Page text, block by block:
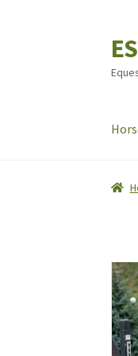
Skip
to
Skip
to